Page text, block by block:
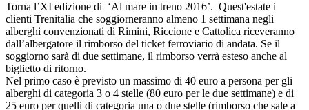
Torna l’XI edizione di ‘Al mare in treno 2016’. Quest'estate i
clienti Trenitalia che soggiorneranno almeno 1 settimana negli
alberghi convenzionati di Rimini, Riccione e Cattolica riceveranno
dall’albergatore il rimborso del ticket ferroviario di andata. Se il
soggiorno sarà di due settimane, il rimborso verrà esteso anche al
biglietto di ritorno.
Nel primo caso è previsto un massimo di 40 euro a persona per gli
alberghi di categoria 3 o 4 stelle (80 euro per le due settimane) e di
25 euro per quelli di categoria una o due stelle (rimborso che sale a